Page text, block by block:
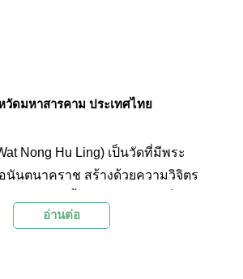
วัดมหาสารคาม ประเทศไทย
Nong Hu Ling) เป็นวัดที่มีพระ
นันตนาคราช สร้างด้วยความวิจิตร
ประเทศไทย
อ่านต่อ